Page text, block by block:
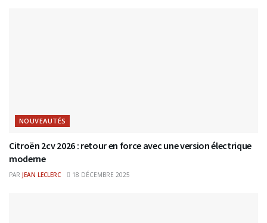
NOUVEAUTÉS
Citroën 2cv 2026 : retour en force avec une version électrique
moderne
PAR JEAN LECLERC 18 DÉCEMBRE 2025